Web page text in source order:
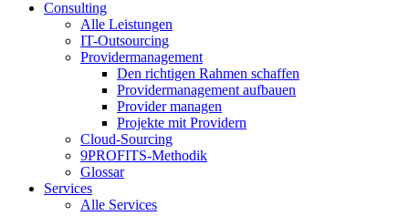
Consulting
Alle Leistungen
IT-Outsourcing
Providermanagement
Den richtigen Rahmen schaffen
Providermanagement aufbauen
Provider managen
Projekte mit Providern
Cloud-Sourcing
9PROFITS-Methodik
Glossar
Services
Alle Services